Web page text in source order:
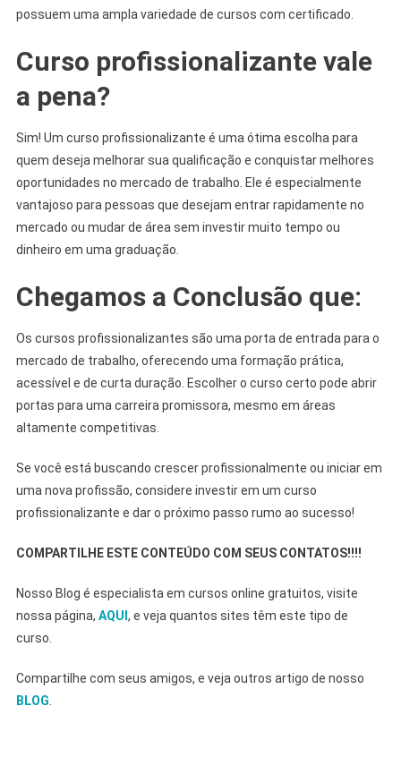
possuem uma ampla variedade de cursos com certificado.
Curso profissionalizante vale
a pena?
Sim! Um curso profissionalizante é uma ótima escolha para
quem deseja melhorar sua qualificação e conquistar melhores
oportunidades no mercado de trabalho. Ele é especialmente
vantajoso para pessoas que desejam entrar rapidamente no
mercado ou mudar de área sem investir muito tempo ou
dinheiro em uma graduação.
Chegamos a Conclusão que:
Os cursos profissionalizantes são uma porta de entrada para o
mercado de trabalho, oferecendo uma formação prática,
acessível e de curta duração. Escolher o curso certo pode abrir
portas para uma carreira promissora, mesmo em áreas
altamente competitivas.
Se você está buscando crescer profissionalmente ou iniciar em
uma nova profissão, considere investir em um curso
profissionalizante e dar o próximo passo rumo ao sucesso!
COMPARTILHE ESTE CONTEÚDO COM SEUS CONTATOS!!!!
Nosso Blog é especialista em cursos online gratuitos, visite
nossa página, AQUI , e veja quantos sites têm este tipo de
curso.
Compartilhe com seus amigos, e veja outros artigo de nosso
BLOG